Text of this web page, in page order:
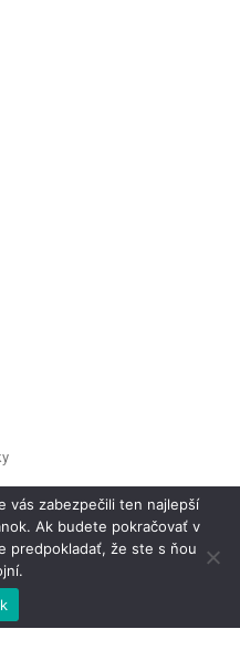
vás zabezpečili ten najlepší
Ak budete pokračovať v
predpokladať, že ste s ňou